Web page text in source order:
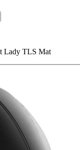
Lady TLS Mat